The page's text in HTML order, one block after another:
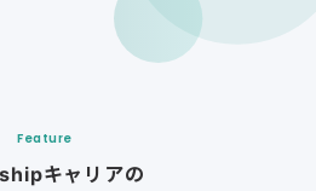
Feature
キャリアの